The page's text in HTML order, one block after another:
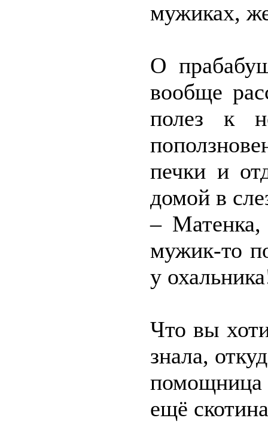
мужиках,
О
вообще
полез к
печки и
домой в
– Матенка,
мужик-то
у
Что вы
знала,
помощница
ещё